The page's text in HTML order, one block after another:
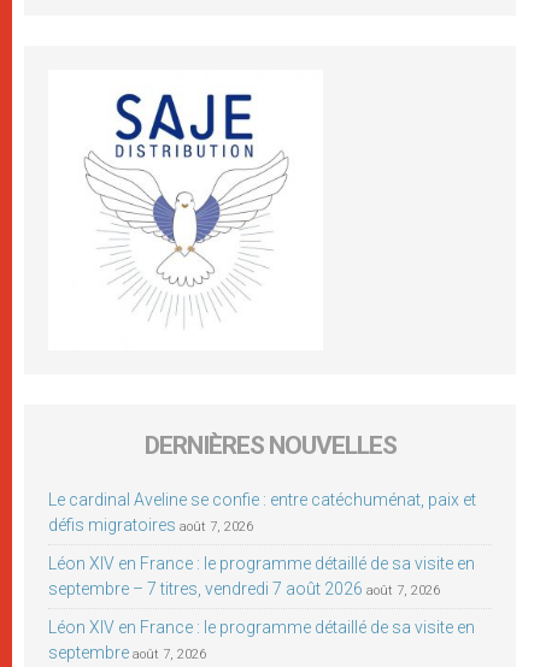
DERNIÈRES NOUVELLES
Le cardinal Aveline se confie : entre catéchuménat, paix et
défis migratoires août 7, 2026
Léon XIV en France : le programme détaillé de sa visite en
septembre – 7 titres, vendredi 7 août 2026 août 7, 2026
Léon XIV en France : le programme détaillé de sa visite en
septembre août 7, 2026